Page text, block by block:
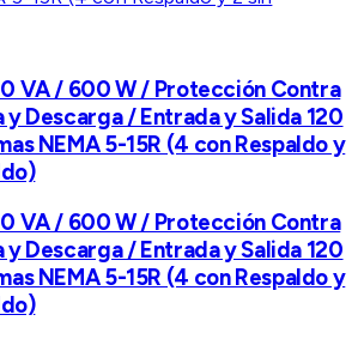
VA / 600 W / Protección Contra
Descarga / Entrada y Salida 120
NEMA 5-15R (4 con Respaldo y
VA / 600 W / Protección Contra
Descarga / Entrada y Salida 120
NEMA 5-15R (4 con Respaldo y